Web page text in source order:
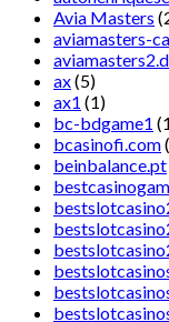
Avia Masters
aviamasters-
ax(5)
ax1 (1)
bc-bdgame1
bcasinofi.com
beinbalance.pt